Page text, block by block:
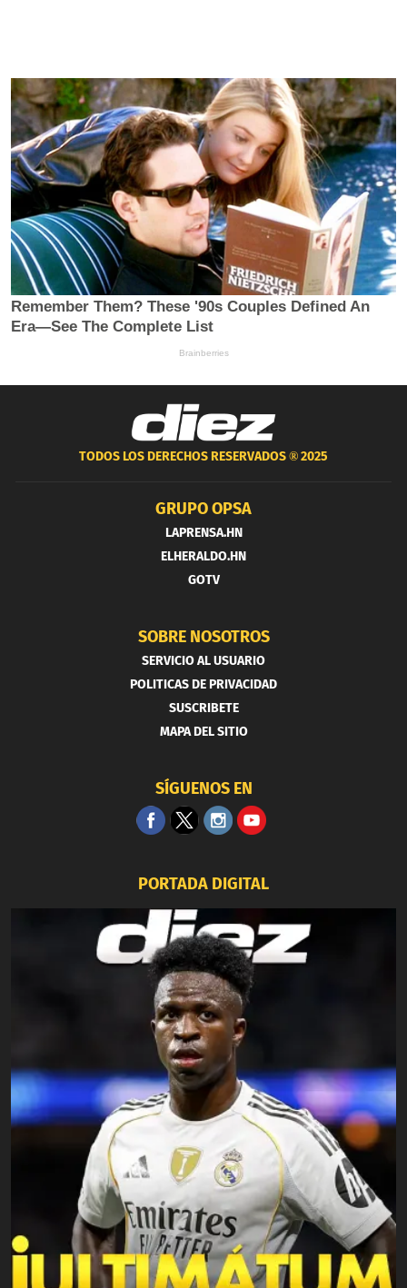
TODOS LOS DERECHOS RESERVADOS ®2025
GRUPO OPSA
LAPRENSA.HN
ELHERALDO.HN
GOTV
SOBRE NOSOTROS
SERVICIO AL USUARIO
POLITICAS DE PRIVACIDAD
SUSCRIBETE
MAPA DEL SITIO
SÍGUENOS EN
PORTADA DIGITAL